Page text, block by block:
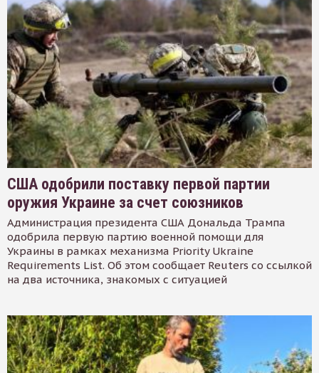
США одобрили поставку первой партии
оружия Украине за счет союзников
Администрация президента США Дональда Трампа
одобрила первую партию военной помощи для
Украины в рамках механизма Priority Ukraine
Requirements List. Об этом сообщает Reuters со ссылкой
на два источника, знакомых с ситуацией